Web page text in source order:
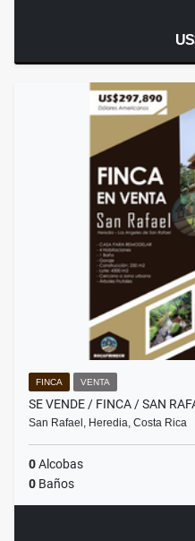
FINCA VENTA
SE VENDE / FINCA / SAN
San Rafael, Heredia, Costa Rica
0Alcobas
0 Baños